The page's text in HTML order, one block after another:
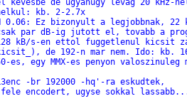
de ugyanugy levag 20 kHz-
kb. 2-2.7x
0.06: Ez bizonyult a legjobbnak, 22
par dB-ig jutott el, tovabb a
kB/s-en ettol fuggetlenul kicsit
de 192-n mar nem. Ido: kb.
es, egy MMX-es penyon valoszinuleg
-br 192000 -hq'-ra eskudtek,
encodert, ugyse sokkal